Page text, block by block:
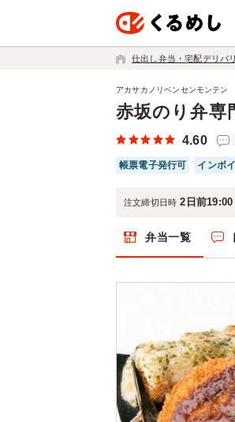
仕出し弁当・宅配デリバ
赤坂のり弁専
アカサカノリベンセンモンテン
4.60
帳票電子発行可 インボ
注文締切日時 2日前19:00
弁当一覧